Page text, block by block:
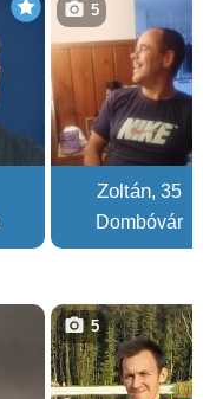
Zoltán, 35
Dombóvár
5
5